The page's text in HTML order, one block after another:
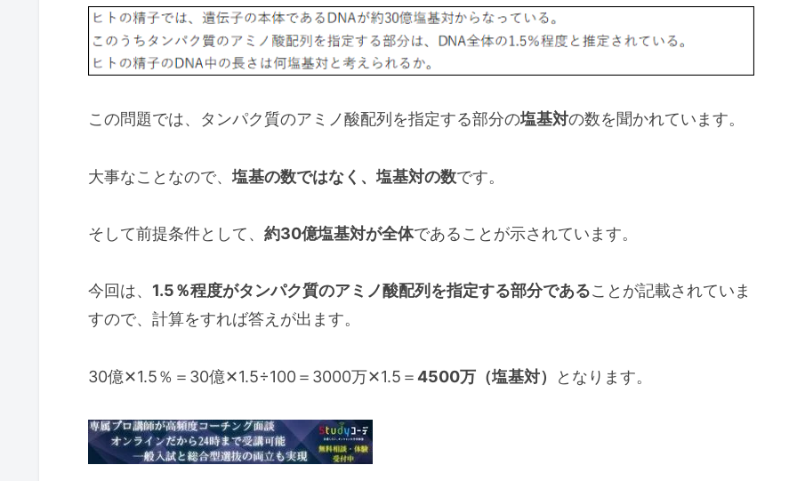
この問題では、タンパク質のアミノ酸配列を指定する部分の塩基対の数を聞かれています。
大事なことなので、 塩基の数ではなく、塩基対の数です。
そして前提条件として、 約30億塩基対が全体であることが示されています。
今回は、 1.5％程度がタンパク質のアミノ酸配列を指定する部分であることが記載されていま
すので、計算をすれば答えが出ます。
30億✕1.5％＝30億✕1.5÷100＝3000万✕1.5＝4500万（塩基対） となります。